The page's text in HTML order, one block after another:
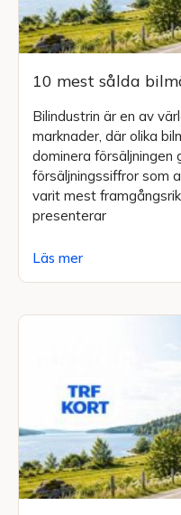
10 mest sålda
Bilindustrin är en av
marknader, där olika
dominera försäljningen
försäljningssiffror som
varit mest
presenterar
Läs mer